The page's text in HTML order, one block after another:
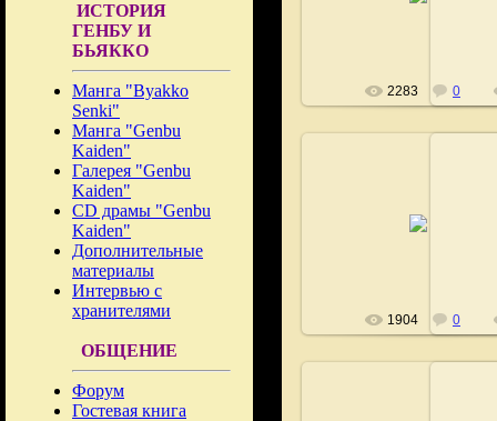
ИСТОРИЯ
ГЕНБУ И
БЬЯККО
Манга "Byakko
Senki"
Манга "Genbu
Kaiden"
Галерея "Genbu
Kaiden"
CD драмы "Genbu
Kaiden"
Дополнительные
материалы
Интервью с
хранителями
ОБЩЕНИЕ
Форум
Гостевая книга
2283 0
1904 0